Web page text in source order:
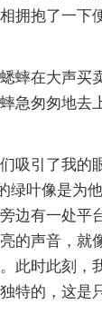
拥抱了一下
蟀在大声买
急匆匆地去
吸引了我的
绿叶像是为
边有一处平
的声音，就
此时此刻，
特的，这是